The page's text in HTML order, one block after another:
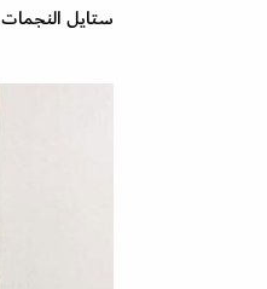
ستايل النجمات